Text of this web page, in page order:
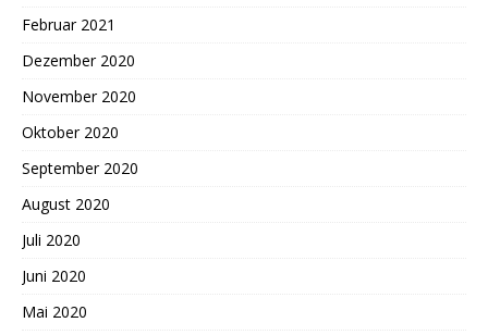
Februar 2021
Dezember 2020
November 2020
Oktober 2020
September 2020
August 2020
Juli 2020
Juni 2020
Mai 2020